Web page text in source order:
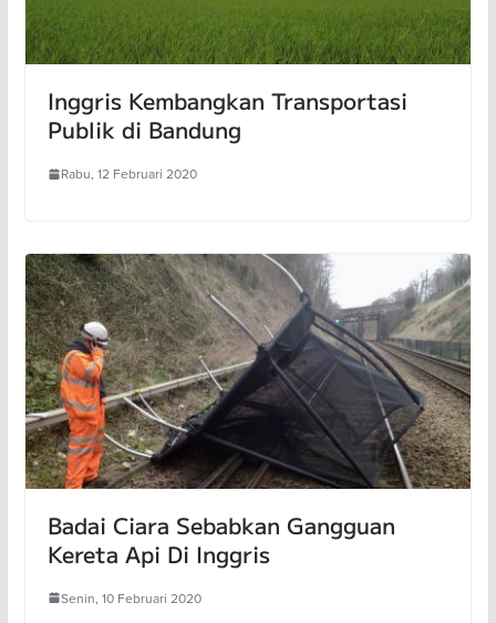
Inggris Kembangkan Transportasi
Publik di Bandung
Rabu, 12 Februari 2020
Badai Ciara Sebabkan Gangguan
Kereta Api Di Inggris
Senin, 10 Februari 2020